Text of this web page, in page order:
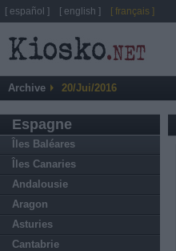
Archive 20/Jui/2016
Espagne
Îles Baléares
Îles Canaries
Andalousie
Aragon
Asturies
Cantabrie
[ español ] [ english ] [ français ]